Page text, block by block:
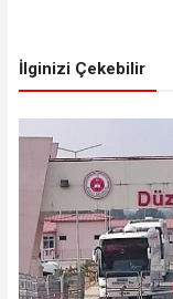
İlginizi Çekebilir